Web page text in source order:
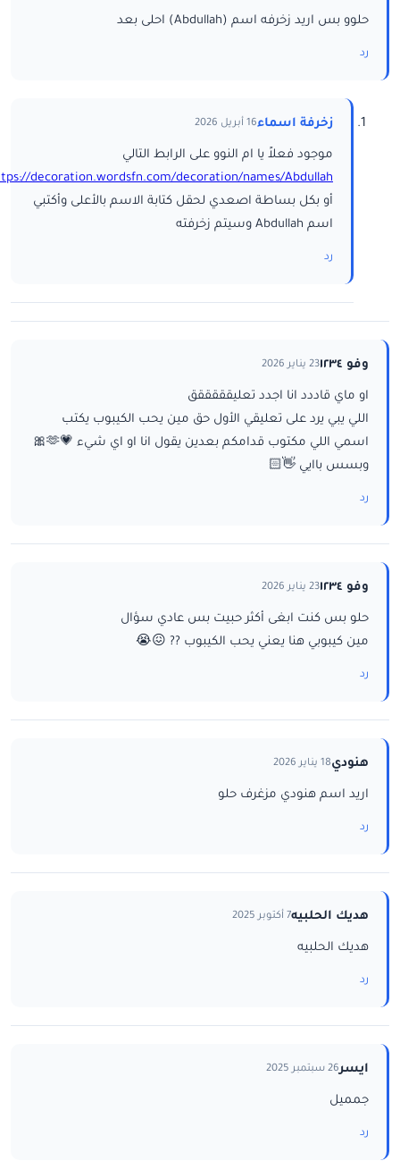
حلوو بس اريد زخرفه اسم (Abdullah) احلى بعد
رد
زخرفة اسماء16 أبريل 2026
موجود فعلاً يا ام النوو على الرابط التالي
decoration.wordsfn.com/decoration/names/Abdullah/
أو بكل بساطة اصعدي لحقل كتابة الاسم بالأعلى وأكتبي
اسم Abdullah وسيتم زخرفته
رد
وفو ١٢٣٤ 23 يناير 2026
او ماي قاددد انا اجدد تعليقققققق
اللي يبي يرد على تعليقي الأول حق مين يحب الكيبوب يكتب
اسمي اللي مكتوب قدامكم بعدين يقول انا او اي شيء 💗🫶🎀
وبسس باايي 👋🏻
رد
وفو ١٢٣٤ 23 يناير 2026
حلو بس كنت ابغى أكثر حبيت بس عادي سؤال
مين كيبوبي هنا يعني يحب الكيبوب ?? 😖😭
رد
هنودي18 يناير 2026
اريد اسم هنودي مزغرف حلو
رد
هديك الحلبيه7 أكتوبر 2025
هديك الحلبيه
رد
ايسر26 سبتمبر 2025
جمميل
رد